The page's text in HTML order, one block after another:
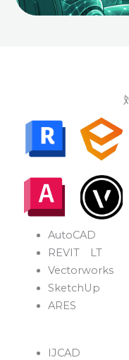
AutoCAD
REVIT LT
Vectorworks
SketchUp
ARES
IJCAD